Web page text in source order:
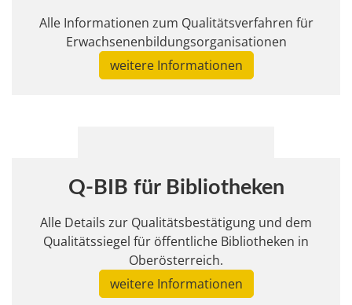
Alle Informationen zum Qualitätsverfahren für
Erwachsenenbildungsorganisationen
weitere Informationen
Q-BIB für Bibliotheken
Alle Details zur Qualitätsbestätigung und dem
Qualitätssiegel für öffentliche Bibliotheken in
Oberösterreich.
weitere Informationen